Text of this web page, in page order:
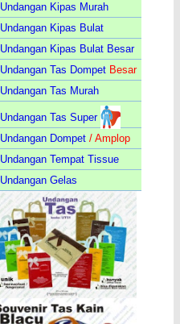
Undangan Kipas Murah
Undangan Kipas Bulat
Undangan Kipas Bulat Besar
Undangan Tas Dompet Besar
Undangan Tas Murah
Undangan Tas Super
Undangan Dompet / Amplop
Undangan Tempat Tissue
Undangan Gelas